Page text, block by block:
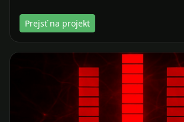
Prejsť na projekt